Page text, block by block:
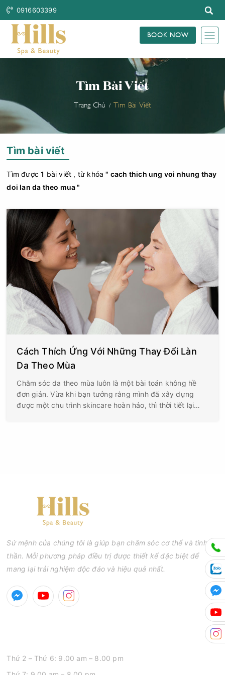
0916603399
BOOK NOW
Tìm Bài Viết
Trang Chủ Tìm Bài Viết
Tìm bài viết
Tìm được1 bài viết , từ khóa" cach thich ung voi nhung thay
doi lan da theo mua "
Cách Thích Ứng Với Những Thay Đổi Làn
Da Theo Mùa
Chăm sóc da theo mùa luôn là một bài toán không hề
đơn giản. Vừa khi bạn tưởng rằng mình đã xây dựng
được một chu trình skincare hoàn hảo, thì thời tiết lại
Sứ mệnh của chúng tôi là giúp bạn chăm sóc cơ thể và tinh
thần. Mỗi phương pháp điều trị được thiết kế đặc biệt để
mang lại trải nghiệm độc đáo và hiệu quả nhất.
Thứ 2 – Thứ 6: 9.00 am – 8.00 pm